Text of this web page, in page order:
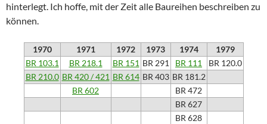
hinterlegt. Ich hoffe, mit der Zeit alle Baureihen beschreiben zu
können.
1970 1971 1972 1973 1974
1979
BR 103.1
BR 218.1 BR 151 BR 291 BR 111
BR 120.0
BR 210.0 BR 420 / 421 BR 614 BR 403 BR 181.2
BR 602
BR 472
BR 627
BR 628